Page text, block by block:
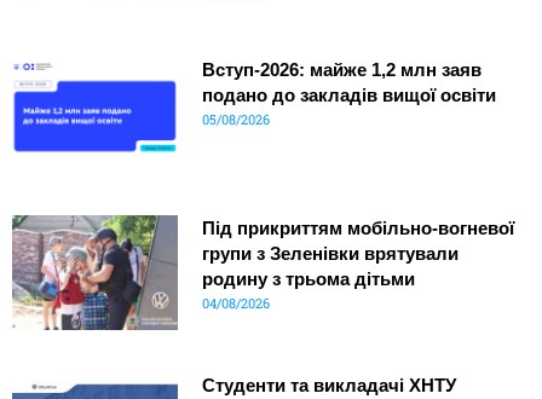
Вступ-2026: майже 1,2 млн заяв
подано до закладів вищої освіти
05/08/2026
Під прикриттям мобільно-вогневої
групи з Зеленівки врятували
родину з трьома дітьми
04/08/2026
Студенти та викладачі ХНТУ